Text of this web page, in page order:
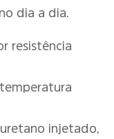
dia a dia.
resistência
injetado,